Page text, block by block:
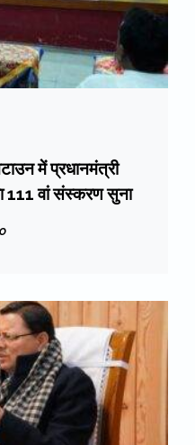
में प्रधानमंत्री
111 वां संस्करण सुना